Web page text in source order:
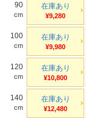
90
cm
在庫あり
¥9,280
100
cm
在庫あり
¥9,980
120
cm
在庫あり
¥10,800
140
cm
在庫あり
¥12,480